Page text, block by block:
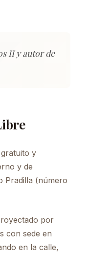
II y autor de
y
y de
Pradilla (número
por
con sede en
en la calle,